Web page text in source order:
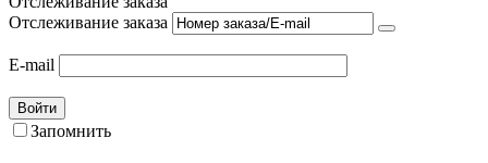
Отслеживание заказа
E-mail
Войти
Запомнить